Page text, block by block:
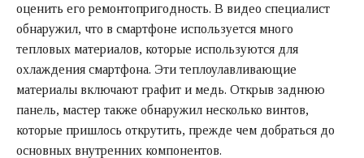
оценить его ремонтопригодность. В видео специалист
обнаружил, что в смартфоне используется много
тепловых материалов, которые используются для
охлаждения смартфона. Эти теплоулавливающие
материалы включают графит и медь. Открыв заднюю
панель, мастер также обнаружил несколько винтов,
которые пришлось открутить, прежде чем добраться до
основных внутренних компонентов.